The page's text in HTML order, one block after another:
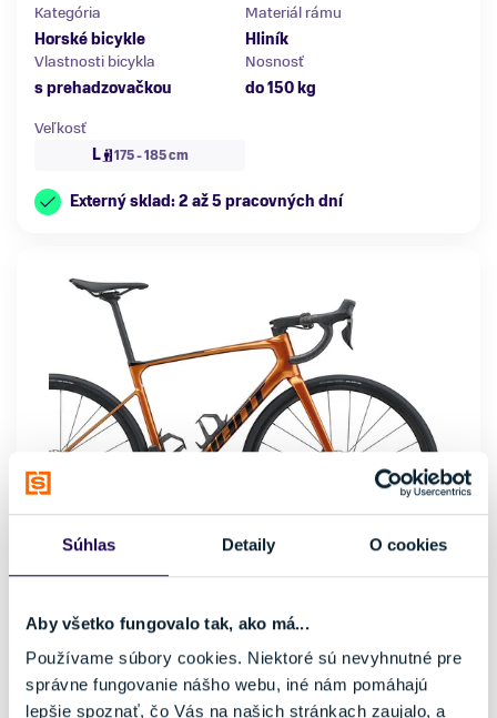
Súhlas Detaily O cookies
Aby všetko fungovalo tak, ako má...
Používame súbory cookies. Niektoré sú nevyhnutné pre
správne fungovanie nášho webu, iné nám pomáhajú
lepšie spoznať, čo Vás na našich stránkach zaujalo, a
Kategória
Horské bicykle
Materiál rámu
Hliník
Vlastnosti bicykla
s prehadzovačkou
Nosnosť
do 150 kg
Veľkosť
L
175 - 185 cm
Externý sklad: 2 až 5 pracovných dní
Bicykel Giant Defy Advanced 1 Solar Flare 2025
-10 %
3749,00 €
3389,00 €
Kategória
Materiál rámu